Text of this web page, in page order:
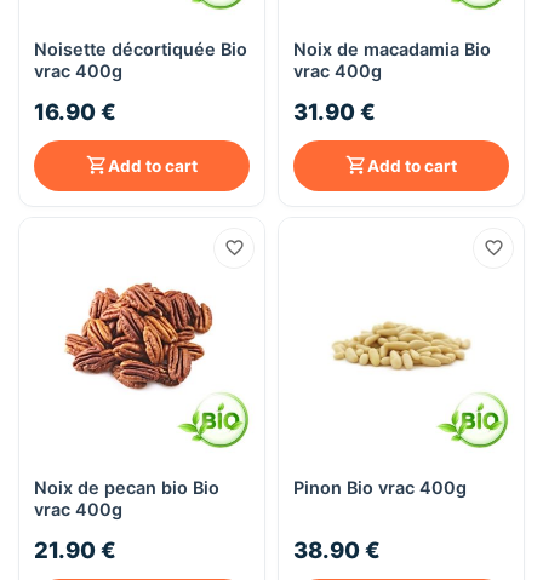
Noisette décortiquée Bio
vrac 400g
16.90 €
Add to cart
Noix de macadamia Bio
vrac 400g
31.90 €
Add to cart
Noix de pecan bio Bio
vrac 400g
21.90 €
Pinon Bio vrac 400g
38.90 €